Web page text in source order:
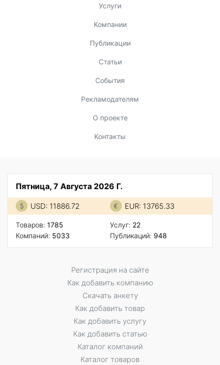
Услуги
Компании
Публикации
Статьи
События
Рекламодателям
О проекте
Контакты
Пятница, 7 Августа 2026 Г.
USD: 11886.72 EUR: 13765.33
Товаров: 1785
Компаний: 5033
Услуг: 22
Публикаций: 948
Регистрация на сайте
Как добавить компанию
Скачать анкету
Как добавить товар
Как добавить услугу
Как добавить статью
Каталог компаний
Каталог товаров